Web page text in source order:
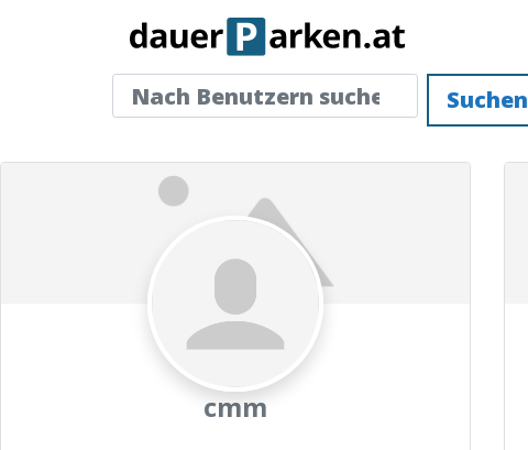
Nach Benutzern suchen ...
Nach Benutzern suchen ...
Suchen
cmm